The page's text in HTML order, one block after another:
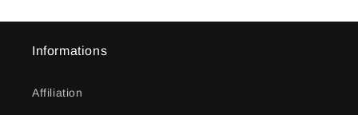
Informations
Affiliation